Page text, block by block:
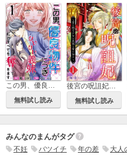
この男、優良物件につき ～クレクレ義妹が私のすべてを奪ってきます～
無料試し読み 無料試し読み
みんなのまんがタグ
不妊 バツイチ 年の差 大人